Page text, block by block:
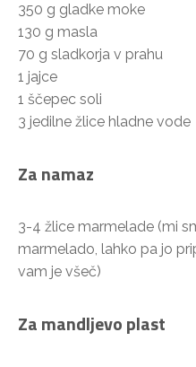
350 g gladke moke
130 g masla
70 g sladkorja v prahu
1 jajce
1 ščepec soli
3 jedilne žlice hladne vode
Za namaz
3-4 žlice marmelade (mi
marmelado, lahko pa jo
vam je všeč)
Za mandljevo plast